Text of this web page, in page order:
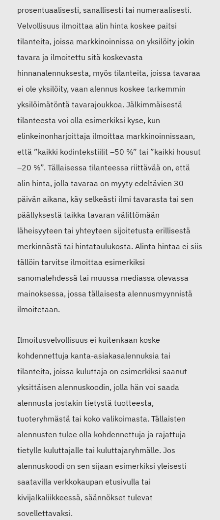
prosentuaalisesti, sanallisesti tai numeraalisesti.
Velvollisuus ilmoittaa alin hinta koskee paitsi
tilanteita, joissa markkinoinnissa on yksilöity jokin
tavara ja ilmoitettu sitä koskevasta
hinnanalennuksesta, myös tilanteita, joissa tavaraa
ei ole yksilöity, vaan alennus koskee tarkemmin
yksilöimätöntä tavarajoukkoa. Jälkimmäisestä
tilanteesta voi olla esimerkiksi kyse, kun
elinkeinonharjoittaja ilmoittaa markkinoinnissaan,
että ”kaikki kodintekstiilit –50 %” tai ”kaikki housut
–20 %”. Tällaisessa tilanteessa riittävää on, että
alin hinta, jolla tavaraa on myyty edeltävien 30
päivän aikana, käy selkeästi ilmi tavarasta tai sen
päällyksestä taikka tavaran välittömään
läheisyyteen tai yhteyteen sijoitetusta erillisestä
merkinnästä tai hintataulukosta. Alinta hintaa ei siis
tällöin tarvitse ilmoittaa esimerkiksi
sanomalehdessä tai muussa mediassa olevassa
mainoksessa, jossa tällaisesta alennusmyynnistä
ilmoitetaan.
Ilmoitusvelvollisuus ei kuitenkaan koske
kohdennettuja kanta-asiakasalennuksia tai
tilanteita, joissa kuluttaja on esimerkiksi saanut
yksittäisen alennuskoodin, jolla hän voi saada
alennusta jostakin tietystä tuotteesta,
tuoteryhmästä tai koko valikoimasta. Tällaisten
alennusten tulee olla kohdennettuja ja rajattuja
tietylle kuluttajalle tai kuluttajaryhmälle. Jos
alennuskoodi on sen sijaan esimerkiksi yleisesti
saatavilla verkkokaupan etusivulla tai
kivijalkaliikkeessä, säännökset tulevat
sovellettavaksi.